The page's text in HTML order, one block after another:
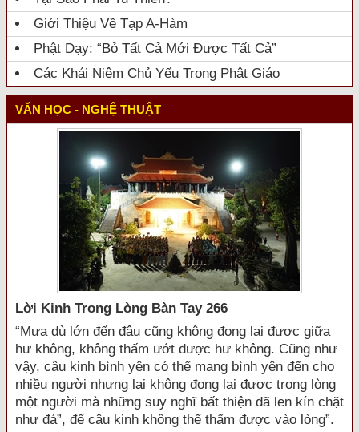
Giới Thiệu Về Tạp A-Hàm
Phật Dạy: “Bỏ Tất Cả Mới Được Tất Cả”
Các Khái Niệm Chủ Yếu Trong Phật Giáo
VĂN HỌC - NGHỆ THUẬT
Lời Kinh Trong Lòng Bàn Tay 266
“Mưa dù lớn đến đâu cũng không đọng lại được giữa
hư không, không thấm ướt được hư không. Cũng như
vậy, câu kinh bình yên có thể mang bình yên đến cho
nhiều người nhưng lại không đọng lại được trong lòng
một người mà những suy nghĩ bất thiện đã len kín chặt
như đá”, để câu kinh không thể thấm được vào lòng”.